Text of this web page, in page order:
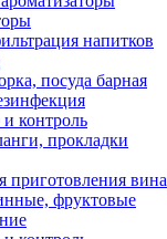
напитков
посуда барная
контроль
прокладки
приготовления вина
фруктовые